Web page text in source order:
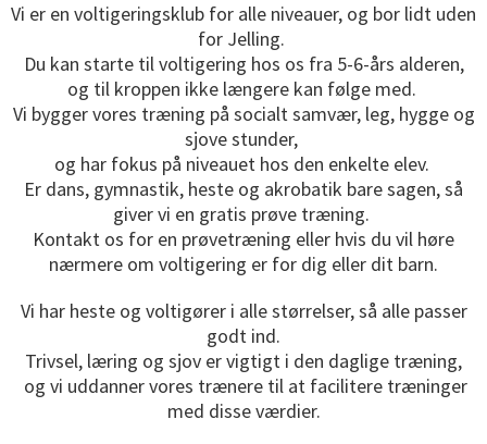
Vi er en voltigeringsklub for alle niveauer, og bor lidt uden
for Jelling.
Du kan starte til voltigering hos os fra 5-6-års alderen,
og til kroppen ikke længere kan følge med.
Vi bygger vores træning på socialt samvær, leg, hygge og
sjove stunder,
og har fokus på niveauet hos den enkelte elev.
Er dans, gymnastik, heste og akrobatik bare sagen, så
giver vi en gratis prøve træning.
Kontakt os for en prøvetræning eller hvis du vil høre
nærmere om voltigering er for dig eller dit barn.
Vi har heste og voltigører i alle størrelser, så alle passer
godt ind.
Trivsel, læring og sjov er vigtigt i den daglige træning,
og vi uddanner vores trænere til at facilitere træninger
med disse værdier.